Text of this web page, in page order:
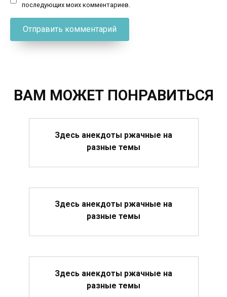
последующих моих комментариев.
ВАМ МОЖЕТ ПОНРАВИТЬСЯ
Здесь анекдоты ржачные на
разные темы
Здесь анекдоты ржачные на
разные темы
Здесь анекдоты ржачные на
разные темы